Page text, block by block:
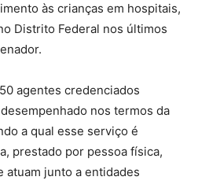
às crianças em hospitais,
Distrito Federal nos últimos
agentes credenciados
nos termos da
a qual esse serviço é
prestado por pessoa física,
atuam junto a entidades